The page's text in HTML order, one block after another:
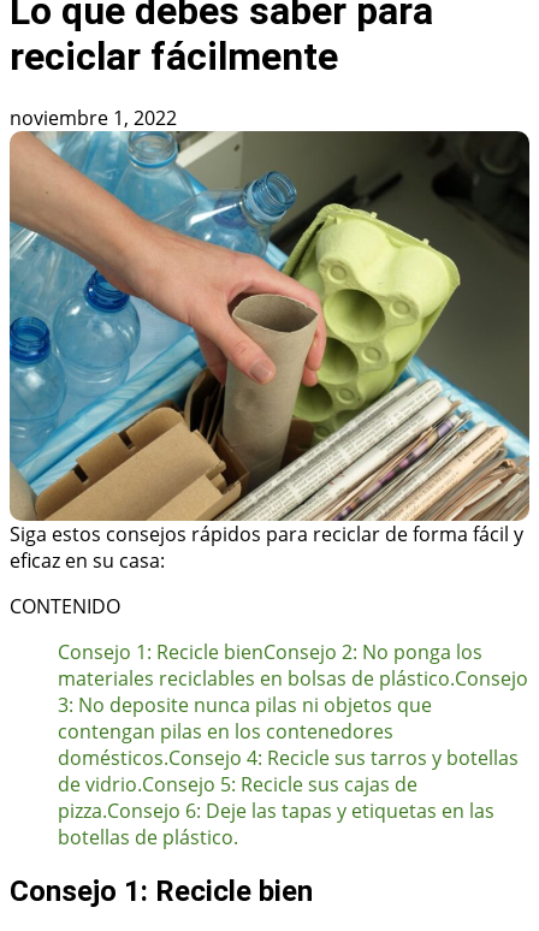
Lo que debes saber para
reciclar fácilmente
noviembre 1, 2022
Siga estos consejos rápidos para reciclar de forma fácil y
eficaz en su casa:
CONTENIDO
Consejo 1: Recicle bienConsejo 2: No ponga los
materiales reciclables en bolsas de plástico.Consejo
3: No deposite nunca pilas ni objetos que
contengan pilas en los contenedores
domésticos.Consejo 4: Recicle sus tarros y botellas
de vidrio.Consejo 5: Recicle sus cajas de
pizza.Consejo 6: Deje las tapas y etiquetas en las
botellas de plástico.
Consejo 1: Recicle bien